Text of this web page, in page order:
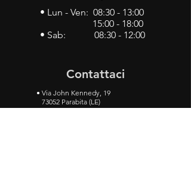
• Lun - Ven: 08:30 - 13:00
15:00 - 18:00
• Sab: 08:30 - 12:00
Contattaci
• Via John Kennedy, 19
73052 Parabita (LE)